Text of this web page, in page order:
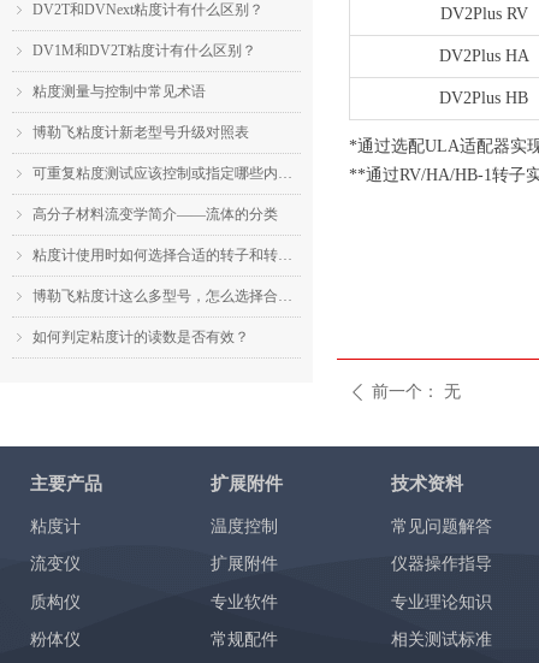
DV2Plus RV
DV2Plus HA
DV2Plus HB
*通过选配ULA适配器实
**通过RV/HA/HB-1转子
ꄴ 前一个： 无
ꁇ DV2T和DVNext粘度计有什么区别？
ꁇ DV1M和DV2T粘度计有什么区别？
ꁇ 粘度测量与控制中常见术语
ꁇ 博勒飞粘度计新老型号升级对照表
ꁇ 可重复粘度测试应该控制或指定哪些内容？
ꁇ 高分子材料流变学简介——流体的分类
ꁇ 粘度计使用时如何选择合适的转子和转速？
ꁇ 博勒飞粘度计这么多型号，怎么选择合适的机型？
ꁇ 如何判定粘度计的读数是否有效？
常见问题解答
仪器操作指导
专业理论知识
相关测试标准
主要产品 技术资料
扩展附件
粘度计
流变仪
质构仪
粉体仪
温度控制
扩展附件
专业软件
常规配件